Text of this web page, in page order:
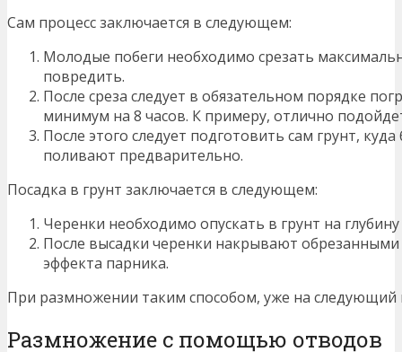
Сам процесс заключается в следующем:
Молодые побеги необходимо срезать
повредить.
После среза следует в обязательном порядке
минимум на 8 часов. К примеру, отлично
После этого следует подготовить сам грунт,
поливают предварительно.
Посадка в грунт заключается в следующем:
Черенки необходимо опускать в грунт на
После высадки черенки накрывают
эффекта парника.
При размножении таким способом, уже на
Размножение с помощью отводов